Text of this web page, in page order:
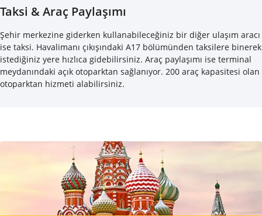
Taksi & Araç Paylaşımı
Şehir merkezine giderken kullanabileceğiniz bir diğer ulaşım aracı
ise taksi. Havalimanı çıkışındaki A17 bölümünden taksilere binerek
istediğiniz yere hızlıca gidebilirsiniz. Araç paylaşımı ise terminal
meydanındaki açık otoparktan sağlanıyor. 200 araç kapasitesi olan
otoparktan hizmeti alabilirsiniz.